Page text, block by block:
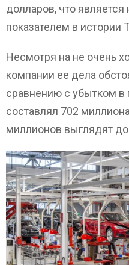
долларов, что
показателем в истории
Несмотря на не очень
компании ее дела
сравнению с убытком в
составлял 702
миллионов выглядят